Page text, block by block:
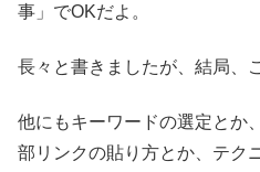
事」でOKだよ。
長々と書きましたが、結局、
他にもキーワードの選定とか
部リンクの貼り方とか、テク